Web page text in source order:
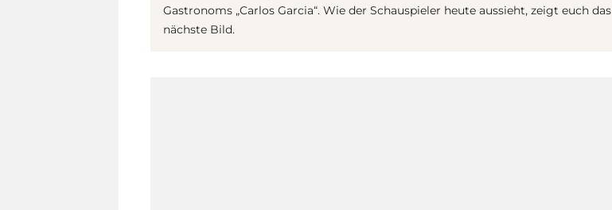
Gastronoms „Carlos Garcia“. Wie der Schauspieler heute aussieht, zeigt euch das
nächste Bild.